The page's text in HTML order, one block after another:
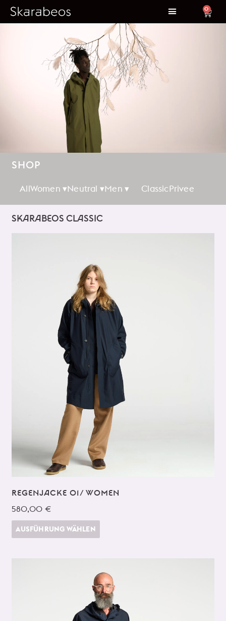
0
SHOP
AllWomen ▾Neutral ▾Men ▾ ClassicPrivee
SKARABEOS CLASSIC
REGENJACKE 01/ WOMEN
580,00 €
AUSFÜHRUNG WÄHLEN